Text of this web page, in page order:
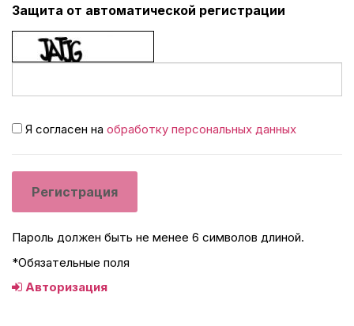
Защита от автоматической регистрации
Я согласен на обработку персональных данных
Пароль должен быть не менее 6 символов длиной.
*Обязательные поля
Авторизация